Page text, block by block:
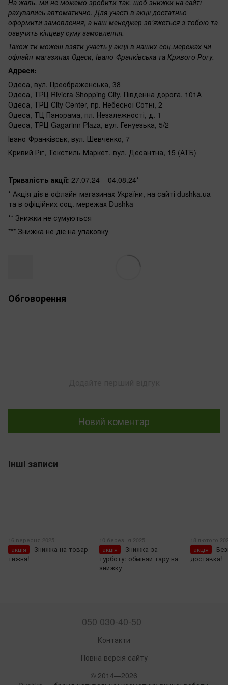
На жаль, ми не можемо зробити так, щоб знижки на сайті
рахувались автоматично. Для участі в акції достатньо
оформити замовлення, а наш менеджер зв'яжеться з тобою та
озвучить кінцеву суму замовлення.
Також ти можеш взяти участь у акції в наших соц.мережах чи
офлайн-магазинах Одеси, Івано-Франківська та Кривого Рогу.
Адреси:
Одеса, вул. Преображенська, 38
Одеса, ТРЦ Riviera Shopping City, Південна дорога, 101А
Одеса, ТРЦ City Center, пр. Небесної Сотні, 2
Одеса, ТЦ Панорама, пл. Незалежності, д. 1
Одеса, ТРЦ Gagarinn Plaza, вул. Генуезька, 5/2
Івано-Франківськ, вул. Шевченко, 7
Кривий Ріг, Текстиль Маркет, вул. Десантна, 15 (АТБ)
Тривалість акції: 27.07.24 – 04.08.24*
* Акція діє в офлайн-магазинах України, на сайті dushka.ua
та в офіційних соц. мережах Dushka
** Знижки не сумуються
*** Знижка не діє на упаковку
Обговорення
Новий коментар
Інші записи
16 вересня 2025
акція
Знижка на товар
тижня!
10 березня 2025
акція
Знижка за
турботу: обміняй тару на
знижку
18 лютого
акція
доставка!
050 030-40-50
Контакти
Повна версія сайту
© 2014—2026